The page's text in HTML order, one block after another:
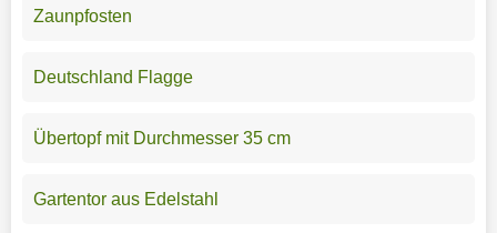
Zaunpfosten
Deutschland Flagge
Übertopf mit Durchmesser 35 cm
Gartentor aus Edelstahl